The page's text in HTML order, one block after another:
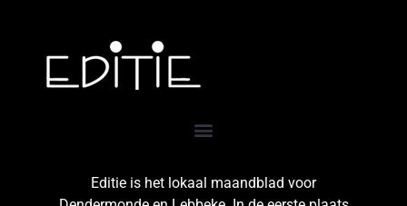
Editie is het lokaal maandblad voor